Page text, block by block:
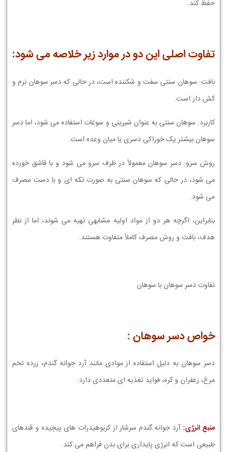
حفظ کند.
تفاوت اصلی این دو در موارد زیر خلاصه می شود:
بافت: سوهان سنتی سفت و شکننده است، در حالی که دسر سوهان نرم و
کش دار است.
کاربرد: سوهان سنتی به عنوان شیرینی و سوغات استفاده می شود، اما دسر
سوهان بیشتر یک خوراکی دسری یا میان وعده است.
روش سرو: دسر سوهان معمولاً در ظرف سرو می شود و با قاشق خورده
می شود، در حالی که سوهان سنتی به صورت تکه ای و با دست مصرف
می شود.
بنابراین، اگرچه هر دو از مواد اولیه مشابهی تهیه می شوند، اما از نظر
هدف، بافت و روش مصرف کاملاً متفاوت هستند.
تفاوت دسر سوهان با سوهان
خواص دسر سوهان :
دسر سوهان به دلیل استفاده از موادی مانند آرد جوانه گندم، زرده تخم
مرغ، زعفران و کره، فواید تغذیه ای متعددی دارد:
منبع انرژی: آرد جوانه گندم سرشار از کربوهیدرات های پیچیده و قندهای
طبیعی است که انرژی پایداری برای بدن فراهم می کند.